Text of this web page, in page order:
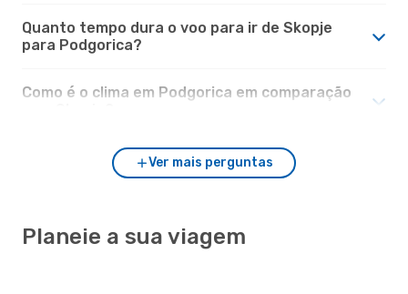
Quanto tempo dura o voo para ir de Skopje
para Podgorica?
Como é o clima em Podgorica em comparação
Ver mais perguntas
Planeie a sua viagem